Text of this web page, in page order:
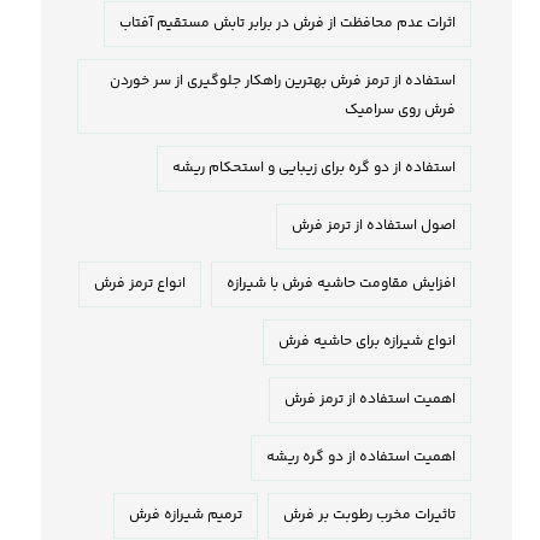
اثرات عدم محافظت از فرش در برابر تابش مستقیم آفتاب
استفاده از ترمز فرش بهترین راهکار جلوگیری از سر خوردن
فرش روی سرامیک
استفاده از دو گره برای زیبایی و استحکام ریشه
اصول استفاده از ترمز فرش
افزایش مقاومت حاشیه فرش با شیرازه انواع ترمز فرش
انواع شیرازه برای حاشیه فرش
اهمیت استفاده از ترمز فرش
اهمیت استفاده از دو گره ریشه
تاثیرات مخرب رطوبت بر فرش ترمیم شیرازه فرش